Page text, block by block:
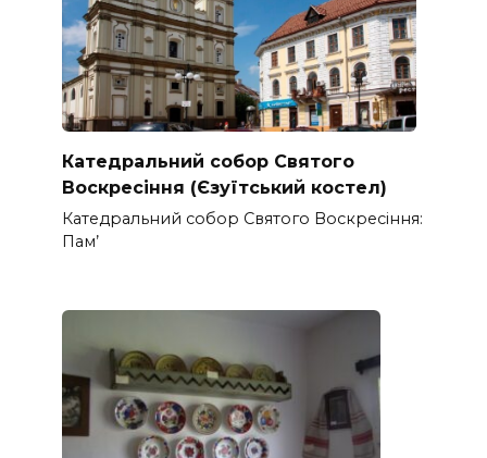
Катедральний собор Святого
Воскресіння (Єзуїтський костел)
Катедральний собор Святого Воскресіння:
Пам’